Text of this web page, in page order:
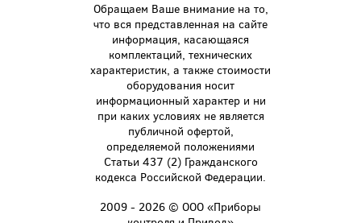
Обращаем Ваше внимание на то,
что вся представленная на сайте
информация, касающаяся
комплектаций, технических
характеристик, а также стоимости
оборудования носит
информационный характер и ни
при каких условиях не является
публичной офертой,
определяемой положениями
Статьи 437 (2) Гражданского
кодекса Российской Федерации.
2009 - 2026 © ООО «Приборы